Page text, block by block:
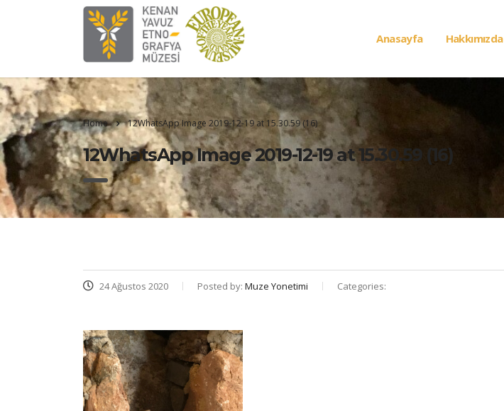
Anasayfa Hakkımızda
Home 12WhatsApp Image 2019-12-19 at 15.30.59 (16)
12WhatsApp Image 2019-12-19 at 15.30.59 (16)
24 Ağustos 2020 Posted by: Muze Yonetimi Categories: